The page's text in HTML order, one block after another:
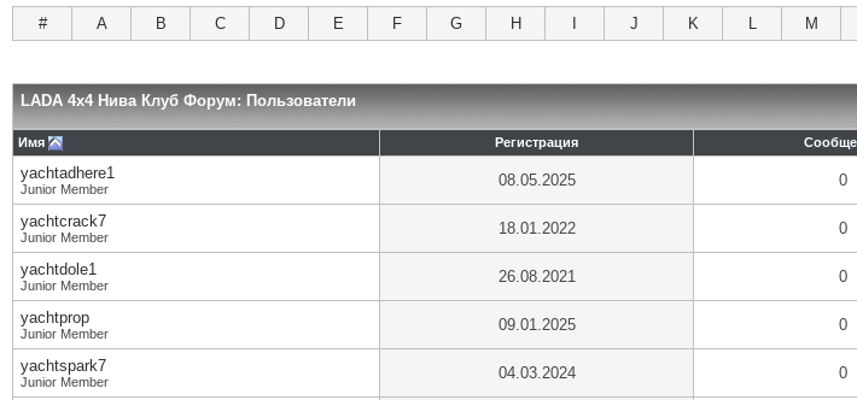
# A B C D E F G H J K L M
LADA 4x4 Нива Клуб Форум: Пользователи
Имя Регистрация
yachtadhere1
Junior Member 08.05.2025 0
yachtcrack7
Junior Member 18.01.2022 0
yachtdole1
Junior Member 26.08.2021 0
yachtprop
Junior Member 09.01.2025 0
yachtspark7
Junior Member 04.03.2024 0